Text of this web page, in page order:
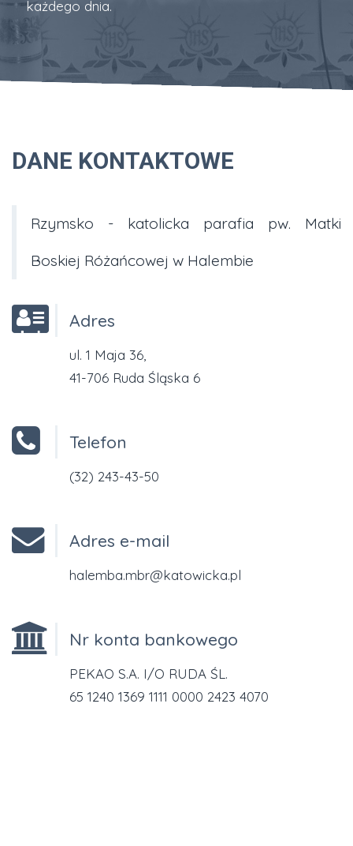
każdego dnia.
DANE KONTAKTOWE
Rzymsko - katolicka parafia pw. Matki
Boskiej Różańcowej w Halembie
Adres
ul. 1 Maja 36,
41-706 Ruda Śląska 6
Telefon
(32) 243-43-50
Adres e-mail
halemba.mbr@katowicka.pl
Nr konta bankowego
PEKAO S.A. I/O RUDA ŚL.
65 1240 1369 1111 0000 2423 4070